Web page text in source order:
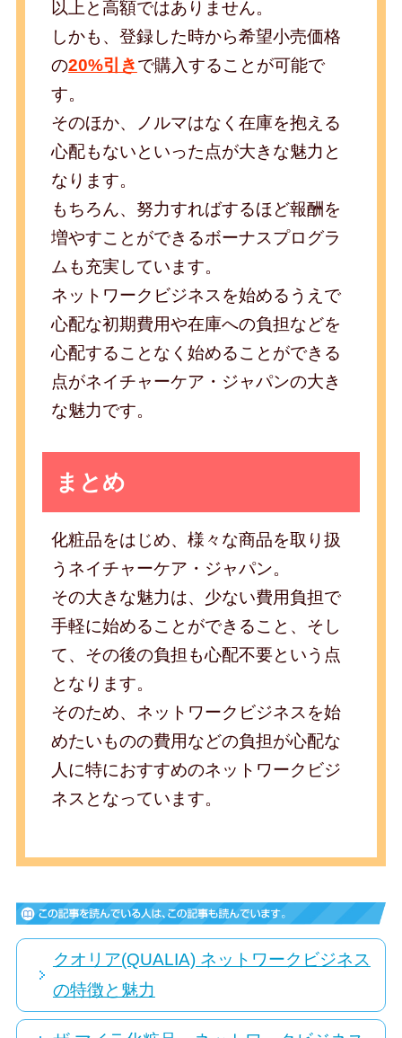
以上と高額ではありません。
しかも、登録した時から希望小売価格
の20%引きで購入することが可能で
す。
そのほか、ノルマはなく在庫を抱える
心配もないといった点が大きな魅力と
なります。
もちろん、努力すればするほど報酬を
増やすことができるボーナスプログラ
ムも充実しています。
ネットワークビジネスを始めるうえで
心配な初期費用や在庫への負担などを
心配することなく始めることができる
点がネイチャーケア・ジャパンの大き
な魅力です。
まとめ
化粧品をはじめ、様々な商品を取り扱
うネイチャーケア・ジャパン。
その大きな魅力は、少ない費用負担で
手軽に始めることができること、そし
て、その後の負担も心配不要という点
となります。
そのため、ネットワークビジネスを始
めたいものの費用などの負担が心配な
人に特におすすめのネットワークビジ
ネスとなっています。
クオリア(QUALIA) ネットワークビジネス
の特徴と魅力